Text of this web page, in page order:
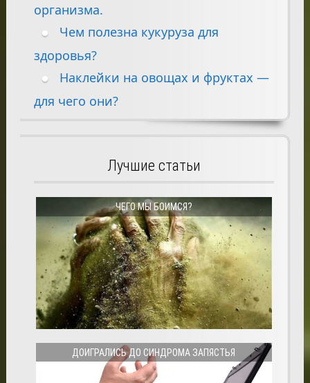
организма.
Чем полезна кукуруза для
здоровья?
Наклейки на овощах и фруктах —
для чего они?
Лучшие статьи
ЧЕГО МЫ БОИМСЯ?
ДОИГРАЛИСЬ ДО СИНДРОМА ЗАПЯСТЬЯ